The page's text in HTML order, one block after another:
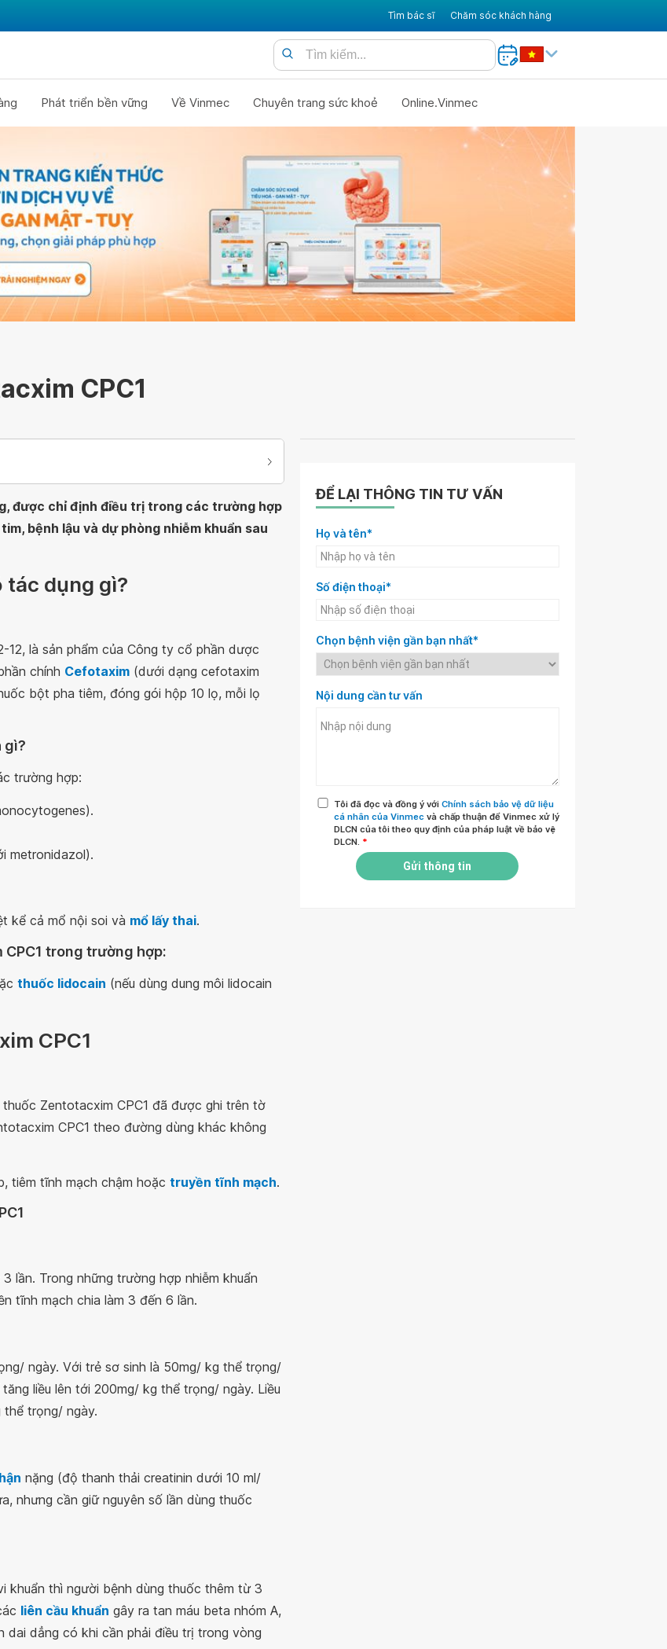
Tìm bác sĩ Chăm sóc khách hàng
Phát triển bền vững Về Vinmec Chuyên trang sức khoẻ Online.Vinmec
CPC1
được chỉ định điều trị trong các trường hợp
bệnh lậu và dự phòng nhiễm khuẩn sau
tác dụng gì?
là sản phẩm của Công ty cổ phần dược
chính Cefotaxim (dưới dạng cefotaxim
bột pha tiêm, đóng gói hộp 10 lọ, mỗi lọ
gì?
trường hợp:
metronidazol).
kể cả mổ nội soi và mổ lấy thai.
trong trường hợp:
thuốc lidocain (nếu dùng dung môi lidocain
CPC1
Zentotacxim CPC1 đã được ghi trên tờ
CPC1 theo đường dùng khác không
tiêm tĩnh mạch chậm hoặc truyền tĩnh mạch.
lần. Trong những trường hợp nhiễm khuẩn
tĩnh mạch chia làm 3 đến 6 lần.
ngày. Với trẻ sơ sinh là 50mg/ kg thể trọng/
liều lên tới 200mg/ kg thể trọng/ ngày. Liều
trọng/ ngày.
nặng (độ thanh thải creatinin dưới 10 ml/
nhưng cần giữ nguyên số lần dùng thuốc
khuẩn thì người bệnh dùng thuốc thêm từ 3
liên cầu khuẩn gây ra tan máu beta nhóm A,
dai dẳng có khi cần phải điều trị trong vòng
ĐỂ LẠI THÔNG TIN TƯ VẤN
Họ và tên*
Số điện thoại*
Chọn bệnh viện gần bạn nhất*
Nội dung cần tư vấn
Tôi đã đọc và đồng ý với Chính sách bảo vệ dữ liệu
cá nhân của Vinmec và chấp thuận để Vinmec xử lý
DLCN của tôi theo quy định của pháp luật về bảo vệ
DLCN. *
Gửi thông tin